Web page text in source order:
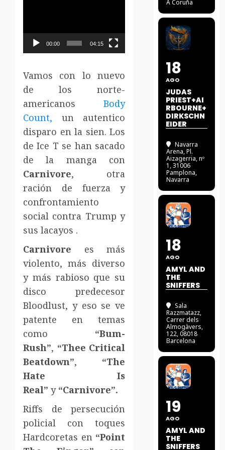
vídeo
00:00 04:15
Vamos con lo nuevo
de los norte-
americanosBody
Count, un autentico
disparo en la sien. Los
de Ice T se han sacado
de la manga con
Carnivore, otra
ración de fuerza y
confrontamiento
social contra Trump y
sus lacayos .
Carnivore es más
violento, más diverso
y más rabioso que su
disco predecesor
Bloodlust, y eso se ve
patente en temas
como “Bum-
Rush”, “Thee Critical
Beatdown”, “The
Hate Is
Real” y “Carnivore”.
Riffs de persecución
policial con toques
Hardcoretas en “Point
A Coruña
18
AGO
JUDAS
PRIEST+AI
RBOURNE+
DIRKSCHN
EIDER
Navarra
Arena, Pl.
Aizagerria, nº
1, 31006
Pamplona,
Navarra
18
AGO
AMYL AND
THE
SNIFFERS
Sala
Razzmatazz,
Carrer dels
Almogàvers,
122, 08018
Barcelona
19
AGO
AMYL AND
THE
SNIFFERS